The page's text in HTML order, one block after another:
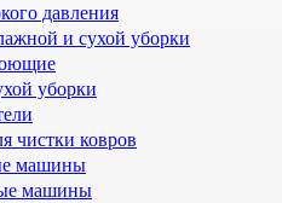
давления
и сухой уборки
уборки
чистки ковров
машины
машины